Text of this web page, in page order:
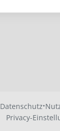
Datenschutz·
Privacy-